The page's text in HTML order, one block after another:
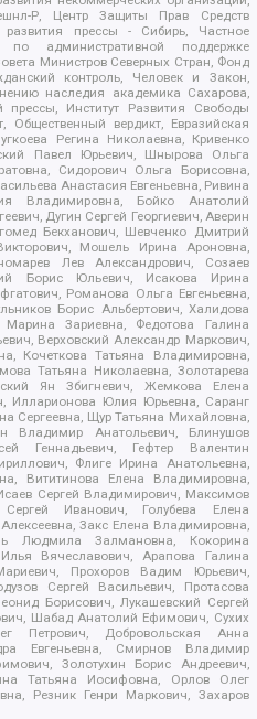
Р, Центр Защиты Прав Средств
прессы - Сибирь, Частное
по административной поддержке
Министров Северных Стран, Фонд
контроль, Человек и Закон,
наследия академика Сахарова,
Институт Развития Свободы
Общественный вердикт, Евразийская
Регина Николаевна, Кривенко
Павел Юрьевич, Шнырова Ольга
Сидорович Ольга Борисовна,
Анастасия Евгеньевна, Ривина
Владимировна, Бойко Анатолий
Дугин Сергей Георгиевич, Аверин
Бекханович, Шевченко Дмитрий
Мошель Ирина Ароновна,
Лев Александрович, Созаев
Борис Юльевич, Исакова Ирина
Романова Ольга Евгеньевна,
Борис Альбертович, Халидова
Зариевна, Федотова Галина
Верховский Александр Маркович,
Кочеткова Татьяна Владимировна,
Татьяна Николаевна, Золотарева
Ян Збигневич, Жемкова Елена
Илларионова Юлия Юрьевна, Саранг
Сергеевна, Щур Татьяна Михайловна,
Владимир Анатольевич, Блинушов
Геннадьевич, Гефтер Валентин
Флиге Ирина Анатольевна,
Вититинова Елена Владимировна,
Сергей Владимирович, Максимов
Иванович, Голубева Елена
Закс Елена Владимировна,
Людмила Залмановна, Кокорина
Вячеславович, Арапова Галина
Прохоров Вадим Юрьевич,
Сергей Васильевич, Протасова
Борисович, Лукашевский Сергей
Шабад Анатолий Ефимович, Сухих
Петрович, Добровольская Анна
Евгеньевна, Смирнов Владимир
Золотухин Борис Андреевич,
Татьяна Иосифовна, Орлов Олег
Резник Генри Маркович, Захаров